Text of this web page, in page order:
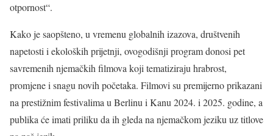
otpornost“.
Kako je saopšteno, u vremenu globalnih izazova, društvenih
napetosti i ekoloških prijetnji, ovogodišnji program donosi pet
savremenih njemačkih filmova koji tematiziraju hrabrost,
promjene i snagu novih početaka. Filmovi su premijerno prikazani
na prestižnim festivalima u Berlinu i Kanu 2024. i 2025. godine, a
publika će imati priliku da ih gleda na njemačkom jeziku uz titlove